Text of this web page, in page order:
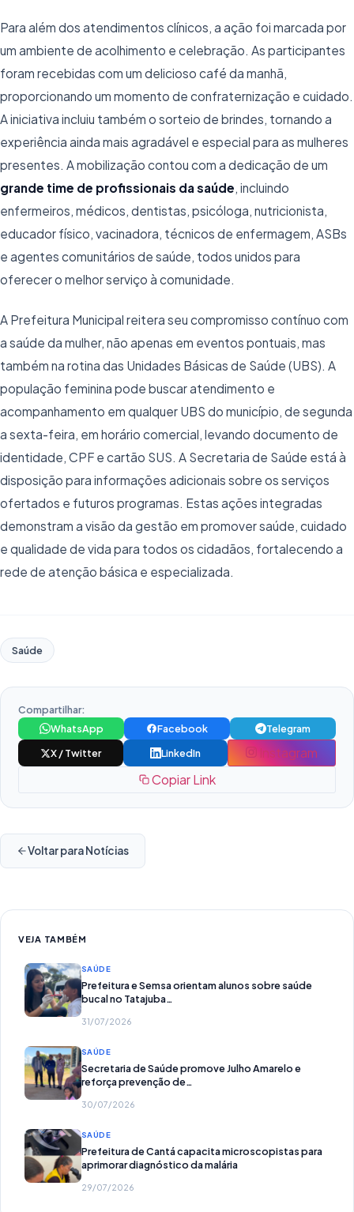
Para além dos atendimentos clínicos, a ação foi marcada por
um ambiente de acolhimento e celebração. As participantes
foram recebidas com um delicioso café da manhã,
proporcionando um momento de confraternização e cuidado.
A iniciativa incluiu também o sorteio de brindes, tornando a
experiência ainda mais agradável e especial para as mulheres
presentes. A mobilização contou com a dedicação de um
grande time de profissionais da saúde , incluindo
enfermeiros, médicos, dentistas, psicóloga, nutricionista,
educador físico, vacinadora, técnicos de enfermagem, ASBs
e agentes comunitários de saúde, todos unidos para
oferecer o melhor serviço à comunidade.
A Prefeitura Municipal reitera seu compromisso contínuo com
a saúde da mulher, não apenas em eventos pontuais, mas
também na rotina das Unidades Básicas de Saúde (UBS). A
população feminina pode buscar atendimento e
acompanhamento em qualquer UBS do município, de segunda
a sexta-feira, em horário comercial, levando documento de
identidade, CPF e cartão SUS. A Secretaria de Saúde está à
disposição para informações adicionais sobre os serviços
ofertados e futuros programas. Estas ações integradas
demonstram a visão da gestão em promover saúde, cuidado
e qualidade de vida para todos os cidadãos, fortalecendo a
rede de atenção básica e especializada.
Saúde
Compartilhar:
WhatsApp
Facebook
Telegram
X / Twitter
LinkedIn
Instagram
Copiar Link
Voltar para Notícias
VEJA TAMBÉM
SAÚDE
Prefeitura e Semsa orientam alunos sobre saúde
bucal no Tatajuba…
31/07/2026
SAÚDE
Secretaria de Saúde promove Julho Amarelo e
reforça prevenção de…
30/07/2026
SAÚDE
Prefeitura de Cantá capacita microscopistas para
aprimorar diagnóstico da malária
29/07/2026